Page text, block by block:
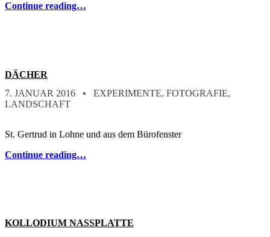
Continue reading…
DÄCHER
POSTED ON:
7. JANUAR 2016 WRITTEN BY:
STEFAN
CATEGORIZED IN:
EXPERIMENTE, FOTOGRAFIE,
LANDSCHAFT
St. Gertrud in Lohne und aus dem Bürofenster
Continue reading…
KOLLODIUM NASSPLATTE